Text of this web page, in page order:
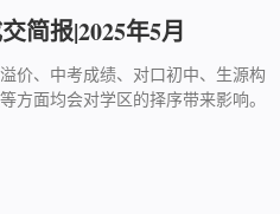
简报|2025年5月
价、中考成绩、对口初中、生源构
方面均会对学区的择序带来影响。